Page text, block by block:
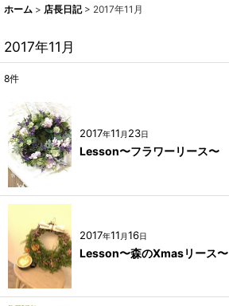
ホーム > 店長日記 > 2017年11月
2017年11月
8件
2017年11 月 23日
Lesson〜フラワーリース〜
2017年11 月16日
Lesson〜森のXmasリース〜